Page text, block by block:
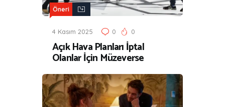
Öneri
4 Kasım 2025 0 0
Açık Hava Planları İptal
Olanlar İçin Müzeverse